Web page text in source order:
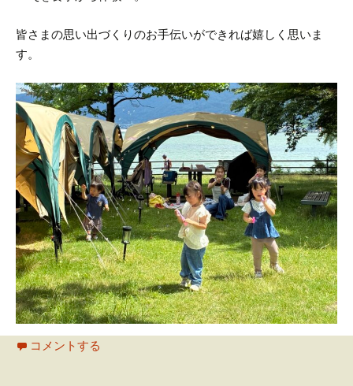
皆さまの思い出づくりのお手伝いができれば嬉しく思いま
す。
コメントする